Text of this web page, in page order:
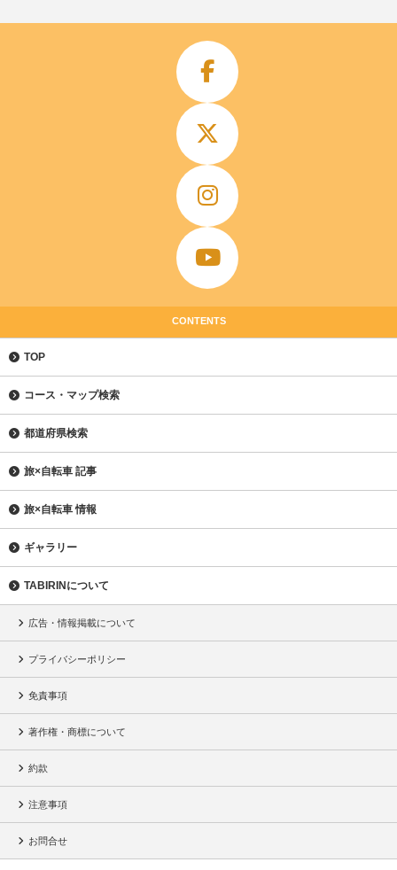
CONTENTS
TOP
コース・マップ検索
都道府県検索
旅×自転車 記事
旅×自転車 情報
ギャラリー
TABIRINについて
広告・情報掲載について
プライバシーポリシー
免責事項
著作権・商標について
約款
注意事項
お問合せ